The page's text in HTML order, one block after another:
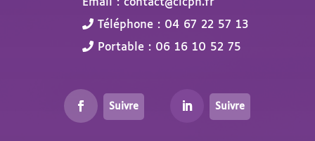
Email : contact@clcph.fr
Téléphone : 04 67 22 57 13
Portable : 06 16 10 52 75
Suivre Suivre